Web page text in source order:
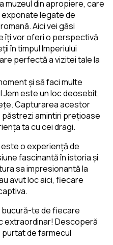
muzeul din apropiere, care
legate de
Aici vei găsi
îți vor oferi o perspectivă
în timpul Imperiului
perfectă a vizitei tale la
și să faci multe
este un loc deosebit,
Capturarea acestor
amintiri prețioase
ta cu cei dragi.
o experiență de
fascinantă în istoria și
sa impresionantă la
avut loc aici, fiecare
bucură-te de fiecare
extraordinar! Descoperă
de farmecul